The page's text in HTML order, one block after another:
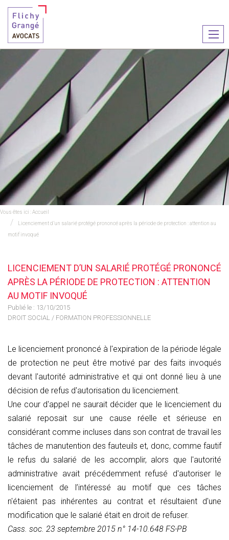
le
Vous êtes ici :Accueil
Licenciement d’un salarié protégé prononcé après la période de protection : attention au
motif invoqué
LICENCIEMENT D’UN SALARIÉ PROTÉGÉ PRONONCÉ
APRÈS LA PÉRIODE DE PROTECTION : ATTENTION
AU MOTIF INVOQUÉ
Publié le : 13/10/2015
DROIT SOCIAL / FORMATION PROFESSIONNELLE
Le licenciement prononcé à l'expiration de la période légale
de protection ne peut être motivé par des faits invoqués
devant l'autorité administrative et qui ont donné lieu à une
décision de refus d'autorisation du licenciement.
Une cour d'appel ne saurait décider que le licenciement du
salarié reposait sur une cause réelle et sérieuse en
considérant comme incluses dans son contrat de travail les
tâches de manutention des fauteuils et, donc, comme fautif
le refus du salarié de les accomplir, alors que l'autorité
administrative avait précédemment refusé d'autoriser le
licenciement de l’intéressé au motif que ces tâches
n'étaient pas inhérentes au contrat et résultaient d'une
modification que le salarié était en droit de refuser.
Cass. soc. 23 septembre 2015 n° 14-10.648 FS-PB